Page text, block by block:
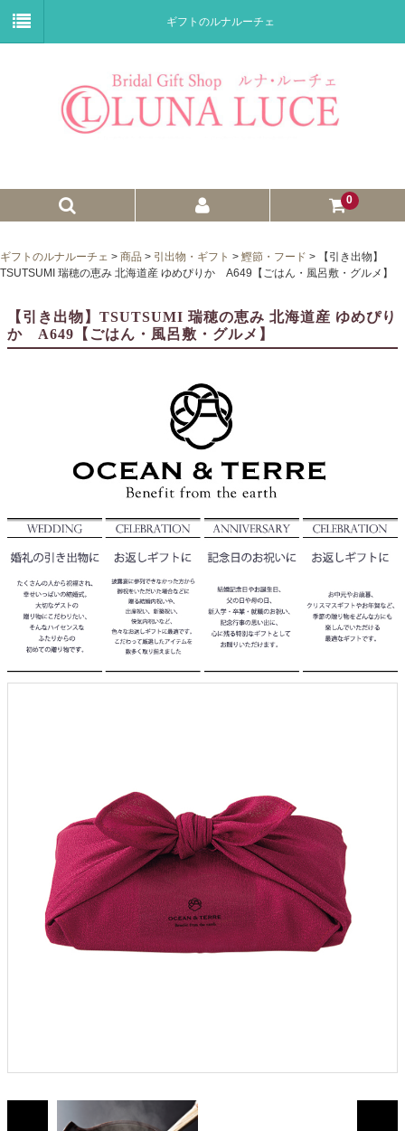
ギフトのルナルーチェ
0
プチギフト
ウェイトドール
子育て卒業証書
引菓子
引出物ギフト
カタログギフト
ブライダルバッグ
演出用品
よくあるご質問
ドメイン指定受信について
無料サンプル・資料請求
お問合せ
ギフトのルナルーチェ > 商品 > 引出物・ギフト > 鰹節・フード >
【引き出物】
TSUTSUMI 瑞穂の恵み 北海道産 ゆめぴりか A649【ごはん・風呂敷・グルメ】
【引き出物】TSUTSUMI 瑞穂の恵み 北海道産 ゆめぴり
か A649【ごはん・風呂敷・グルメ】